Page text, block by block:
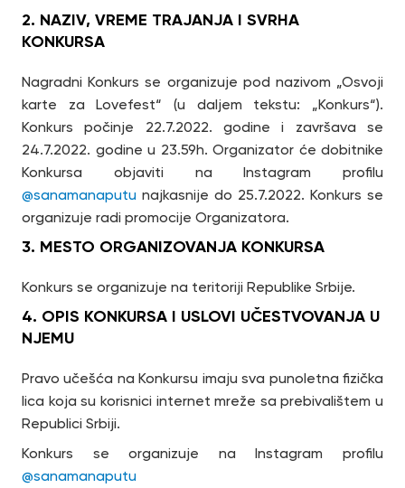
2. NAZIV, VREME TRAJANJA I SVRHA
KONKURSA
Nagradni Konkurs se organizuje pod nazivom „Osvoji
karte za Lovefest“ (u daljem tekstu: „Konkurs“).
Konkurs počinje 22.7.2022. godine i završava se
24.7.2022. godine u 23.59h. Organizator će dobitnike
Konkursa objaviti na Instagram profilu
@sanamanaputu najkasnije do 25.7.2022. Konkurs se
organizuje radi promocije Organizatora.
3. MESTO ORGANIZOVANJA KONKURSA
Konkurs se organizuje na teritoriji Republike Srbije.
4. OPIS KONKURSA I USLOVI UČESTVOVANJA U
NJEMU
Pravo učešća na Konkursu imaju sva punoletna fizička
lica koja su korisnici internet mreže sa prebivalištem u
Republici Srbiji.
Konkurs se organizuje na Instagram profilu
@sanamanaputu